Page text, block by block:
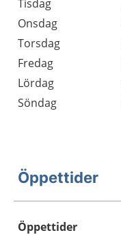
Tisdag
Onsdag
Torsdag
Fredag
Lördag
Söndag
Öppettider
Öppettider